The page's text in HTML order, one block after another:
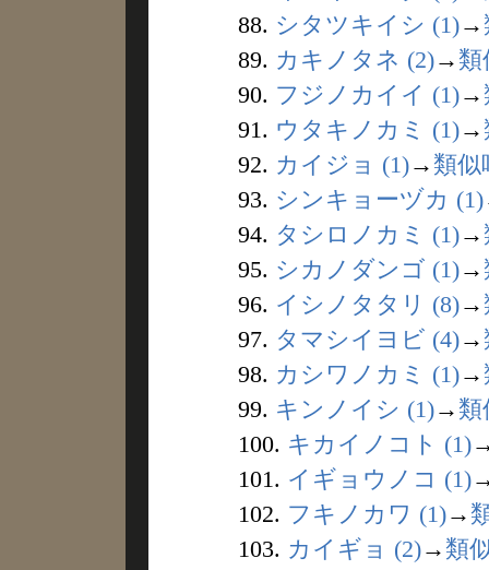
88. シタツキイシ (1)→
89. カキノタネ (2)→ 類
90. フジノカイイ (1)→
91. ウタキノカミ (1)→
92. カイジョ (1)→ 類似
93. シンキョーヅカ (1)
94. タシロノカミ (1)→
95. シカノダンゴ (1)→
96. イシノタタリ (8)→
97. タマシイヨビ (4)→
98. カシワノカミ (1)→
99. キンノイシ (1)→ 類
100. キカイノコト (1)
101. イギョウノコ (1)
102. フキノカワ (1)→
103. カイギョ (2)→ 類